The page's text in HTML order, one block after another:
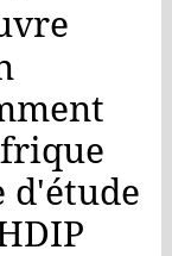
d'étude